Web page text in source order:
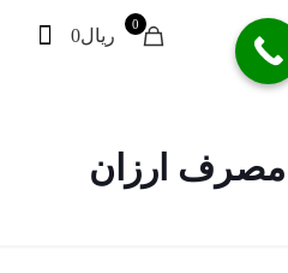
0
ریال0
مصرف ارزان